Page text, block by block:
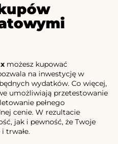
możesz kupować
na inwestycję w
wydatków. Co więcej,
umożliwiają przetestowanie
pełnego
cenie. W rezultacie
jak i pewność, że Twoje
trwałe.